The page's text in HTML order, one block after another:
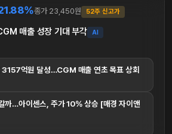
종가 23,450원 52주 신고가
매출 성장 기대 부각 AI
3157억원 달성…CGM 매출 연초 목표 상회
까…아이센스, 주가 10% 상승 [매경 자이앤